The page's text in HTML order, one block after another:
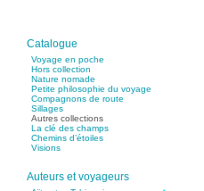
Catalogue
Voyage en poche
Hors collection
Nature nomade
Petite philosophie du voyage
Compagnons de route
Sillages
Autres collections
La clé des champs
Chemins d’étoiles
Visions
Auteurs et voyageurs